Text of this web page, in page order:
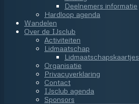
Deelnemers informatie
Hardloop agenda
Wandelen
Over de IJsclub
Activiteiten
Lidmaatschap
Lidmaatschapskaartjes
Organisatie
Privacyverklaring
Contact
IJsclub agenda
Sponsors